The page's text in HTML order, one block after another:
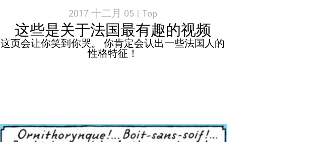
2017 十二月 05 | Top
这些是关于法国最有趣的视频
这页会让你笑到你哭。 你肯定会认出一些法国人的
性格特征！